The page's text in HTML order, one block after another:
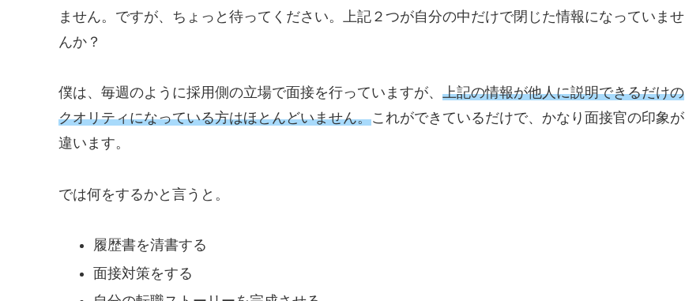
ません。ですが、ちょっと待ってください。上記２つが自分の中だけで閉じた情報になっていませ
んか？
僕は、毎週のように採用側の立場で面接を行っていますが、 上記の情報が他人に説明できるだけの
クオリティになっている方はほとんどいません。これができているだけで、かなり面接官の印象が
違います。
では何をするかと言うと。
履歴書を清書する
面接対策をする